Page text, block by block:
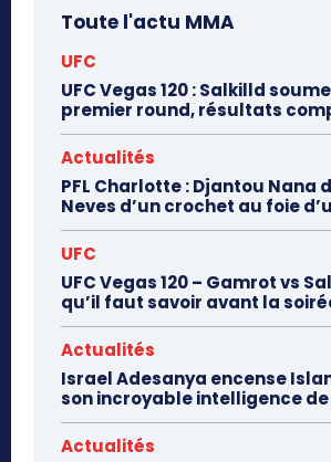
Toute l'actu MMA
UFC
UFC Vegas 120 : Salkilld
premier round, résultats
Actualités
PFL Charlotte : Djantou Nana
Neves d’un crochet au foie
UFC
UFC Vegas 120 – Gamrot vs
qu’il faut savoir avant la
Actualités
Israel Adesanya encense
son incroyable intelligence
Actualités